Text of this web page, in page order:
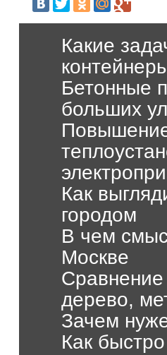
Какие
Бетонные
больших
Как
городом
В чем
Москве
Сравнение
дерево,
Зачем
Как